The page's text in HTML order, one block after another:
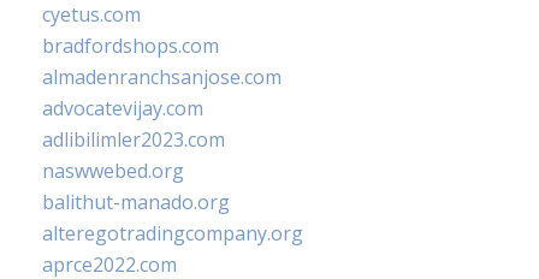
cyetus.com
bradfordshops.com
almadenranchsanjose.com
advocatevijay.com
adlibilimler2023.com
naswwebed.org
balithut-manado.org
alteregotradingcompany.org
aprce2022.com